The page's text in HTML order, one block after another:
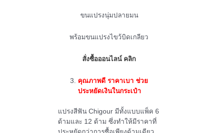
ขนแปรงนุ่มปลายมน
พร้อมขนแปรงไขว้บิดเกลียว
สั่งซื้อออนไลน์ คลิก
คุณภาพดี ราคาเบา ช่วย
ประหยัดเงินในกระเป๋า
แปรงสีฟัน Chigour มีทั้งแบบแพ็ค 6
ด้ามและ 12 ด้าม ซึ่งทำให้มีราคาที่